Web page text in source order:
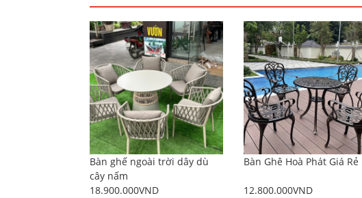
Bàn ghế ngoài trời dây dù
cây nấm
18.900.000VND
Bàn Ghê Hoà Phát Giá Rẻ
12.800.000VND